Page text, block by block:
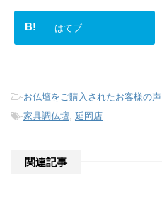
B! はてブ
-お仏壇をご購入されたお客様の声
-家具調仏壇, 延岡店
関連記事